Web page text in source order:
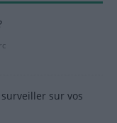
sur vos